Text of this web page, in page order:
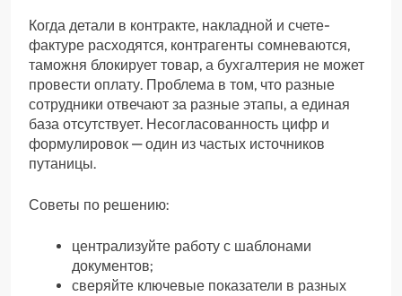
Когда детали в контракте, накладной и счете-
фактуре расходятся, контрагенты сомневаются,
таможня блокирует товар, а бухгалтерия не может
провести оплату. Проблема в том, что разные
сотрудники отвечают за разные этапы, а единая
база отсутствует. Несогласованность цифр и
формулировок — один из частых источников
путаницы.
Советы по решению:
централизуйте работу с шаблонами
документов;
сверяйте ключевые показатели в разных